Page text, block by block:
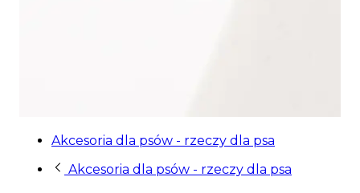
Akcesoria dla psów - rzeczy dla psa
Akcesoria dla psów - rzeczy dla psa